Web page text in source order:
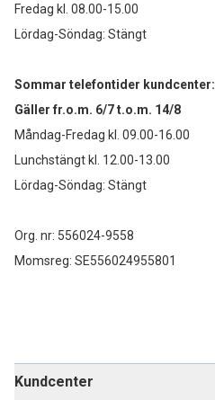
Fredag kl. 08.00-15.00
Lördag-Söndag: Stängt
Sommar telefontider kundcenter:
Gäller fr.o.m. 6/7 t.o.m. 14/8
Måndag-Fredag kl. 09.00-16.00
Lunchstängt kl. 12.00-13.00
Lördag-Söndag: Stängt
Org. nr: 556024-9558
Momsreg: SE556024955801
Kundcenter